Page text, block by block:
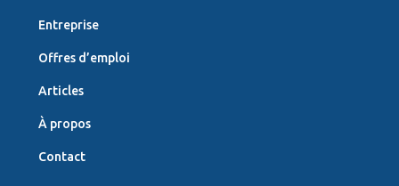
Entreprise
Offres d’emploi
Articles
À propos
Contact